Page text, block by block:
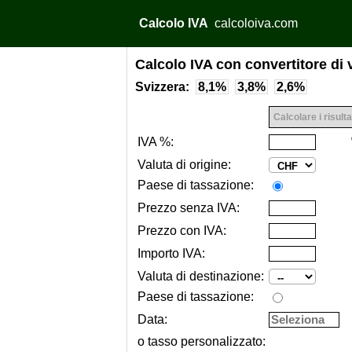
Calcolo IVA calcoloiva.com
Calcolo IVA con convertitore di
Svizzera: 8,1% 3,8% 2,6%
IVA %:
Valuta di origine:
Paese di tassazione:
Prezzo senza IVA:
Prezzo con IVA:
Importo IVA:
Valuta di destinazione:
Paese di tassazione:
Data:
o tasso personalizzato: